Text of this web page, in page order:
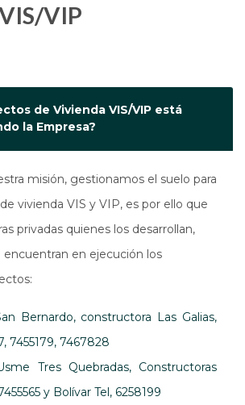
VIP
de Vivienda VIS/VIP está
la Empresa?
misión, gestionamos el suelo para
vivienda VIS y VIP, es por ello que
privadas quienes los desarrollan,
en ejecución los
Bernardo, constructora Las Galias,
7455179, 7467828
Tres Quebradas, Constructoras
y Bolívar Tel, 6258199